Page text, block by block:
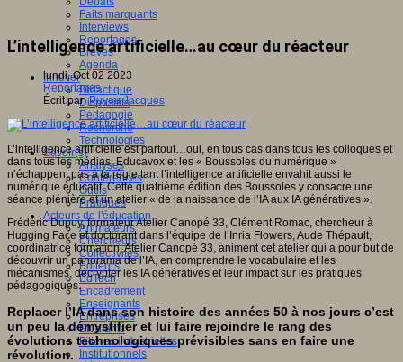
Faits marquants
Interviews
Reportages
Brèves
Agenda
Innover
Didactique
Dispositifs
Pédagogie
Recherche
Technologies
Savoir(s)
Analyses
Conférences
Outils
Pratiques
Acteurs de l'éducation
Animateurs
Chercheurs
Collectivités
Editeurs
EdTech
Encadrement
Enseignants
Entreprises
Etudiants
Filières industrielles
Institutionnels
L’intelligence artificielle…au cœur du réacteur
lundi, Oct 02 2023
Reportages
Écrit parPuyou Jacques
L’intelligence artificielle est partout…oui, en tous cas dans tous les colloques et
dans tous les médias. Educavox et les « Boussoles du numérique »
n’échappent pas à la règle tant l’intelligence artificielle envahit aussi le
numérique éducatif. Cette quatrième édition des Boussoles y consacre une
séance plénière et un atelier « de la naissance de l’IA aux IA génératives ».
Frédéric Dupuy, formateur Atelier Canopé 33, Clément Romac, chercheur à
Hugging Face et doctorant dans l’équipe de l’Inria Flowers, Aude Thépault,
coordinatrice formation, Atelier Canopé 33, animent cet atelier qui a pour but de
découvrir un panorama de l’IA, en comprendre le vocabulaire et les
mécanismes, décrypter les IA génératives et leur impact sur les pratiques
pédagogiques.
Replacer l’IA dans son histoire des années 50 à nos jours c’est
un peu la démystifier et lui faire rejoindre le rang des
évolutions technologiques prévisibles sans en faire une
révolution.